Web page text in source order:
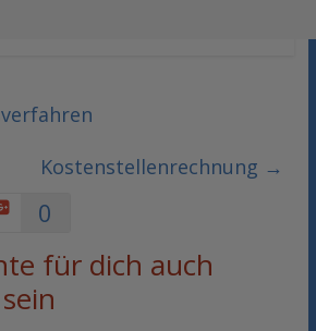
Kostenstellenrechnung →
0
für dich auch